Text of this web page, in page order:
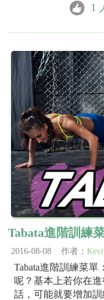
1
Tabata進階訓練
2016-08-08 作者：
Tabata進階訓練菜
呢？基本上若你在
話，可能就要增加